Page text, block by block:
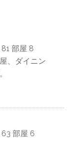
部屋 8
、ダイニン
部屋 6